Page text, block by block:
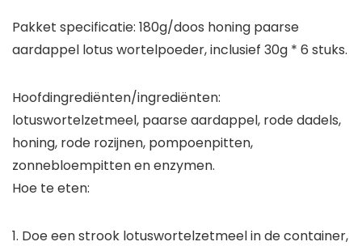
Pakket specificatie: 180g/doos honing paarse
aardappel lotus wortelpoeder, inclusief 30g * 6 stuks.
Hoofdingrediënten/ingrediënten:
lotuswortelzetmeel, paarse aardappel, rode dadels,
honing, rode rozijnen, pompoenpitten,
zonnebloempitten en enzymen.
Hoe te eten:
1. Doe een strook lotuswortelzetmeel in de container,